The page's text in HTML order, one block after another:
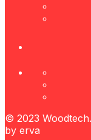
© 2023
by erva